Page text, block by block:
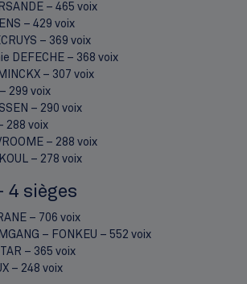
– 465 voix
– 429 voix
– 369 voix
DEFECHE – 368 voix
– 307 voix
299 voix
– 290 voix
288 voix
– 288 voix
– 278 voix
4 sièges
– 706 voix
– FONKEU – 552 voix
– 365 voix
– 248 voix